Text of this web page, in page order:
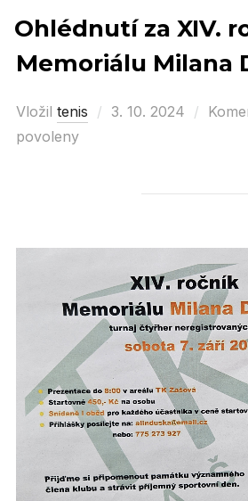
Ohlédnutí za XIV.
Memoriálu Milana
Vložil tenis
Posted
3. 10. 2024
povoleny